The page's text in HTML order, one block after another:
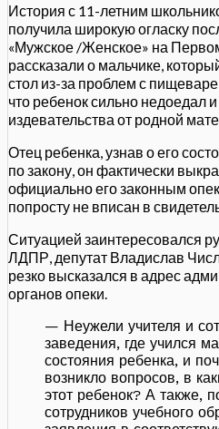
История с 11-летним
получила широкую огласку
«Мужское /Женское» на
рассказали о мальчике,
стол из-за проблем с
что ребенок сильно недоедал
издевательства от родной
Отец ребенка, узнав о его
по закону, он фактически
официально его законным
попросту не вписан в
Ситуацией заинтересовался
ЛДПР, депутат Владислав
резко высказался в адрес
органов опеки.
— Неужели учителя и
заведения, где учился
состояния ребенка, и
возникло вопросов, в
этот ребенок? А также,
сотрудников учебного